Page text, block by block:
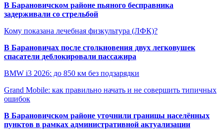
В Барановичском районе пьяного бесправника
задерживали со стрельбой
Кому показана лечебная физкультура (ЛФК)?
В Барановичах после столкновения двух легковушек
спасатели деблокировали пассажира
BMW i3 2026: до 850 км без подзарядки
Grand Mobile: как правильно начать и не совершить типичных
ошибок
В Барановичском районе уточнили границы населённых
пунктов в рамках административной актуализации